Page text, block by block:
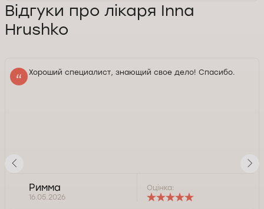
Відгуки про лікаря Inna
Hrushko
Хороший специалист, знающий свое дело! Спасибо.
Римма
16.05.2026
Оцінка: